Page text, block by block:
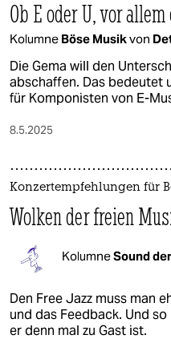
Ob E oder U, vor
Kolumne Böse Musikvon
Die Gema will den
abschaffen. Das bedeutet
für Komponisten von E-
8.5.2025
Konzertempfehlungen für
Wolken der freien
KolumneSound
Den Free Jazz muss man
und das Feedback. Und
er denn mal zu Gast ist.